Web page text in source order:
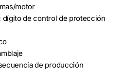
motor
dígito de control de protección
de producción